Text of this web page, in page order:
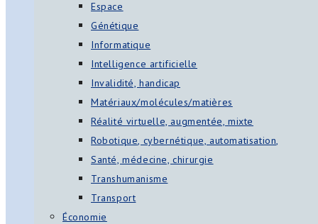
Espace
Génétique
Informatique
Intelligence artificielle
Invalidité, handicap
Matériaux/molécules/matières
Réalité virtuelle, augmentée, mixte
Robotique, cybernétique, automatisation,
Santé, médecine, chirurgie
Transhumanisme
Transport
Économie